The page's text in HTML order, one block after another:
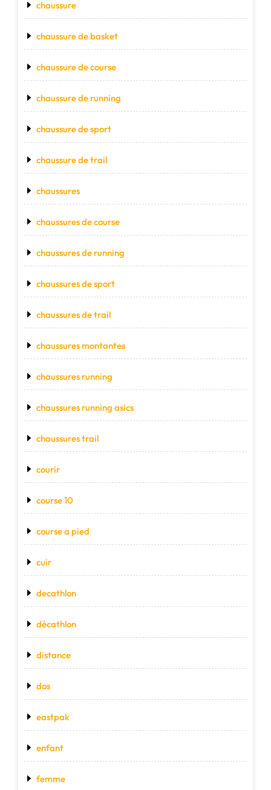
chaussure
chaussure de basket
chaussure de course
chaussure de running
chaussure de sport
chaussure de trail
chaussures
chaussures de course
chaussures de running
chaussures de sport
chaussures de trail
chaussures montantes
chaussures running
chaussures running asics
chaussures trail
courir
course 10
course a pied
cuir
decathlon
décathlon
distance
dos
eastpak
enfant
femme